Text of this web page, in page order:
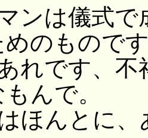
ンは儀式
のもので
れです、
んで。
ほんとに